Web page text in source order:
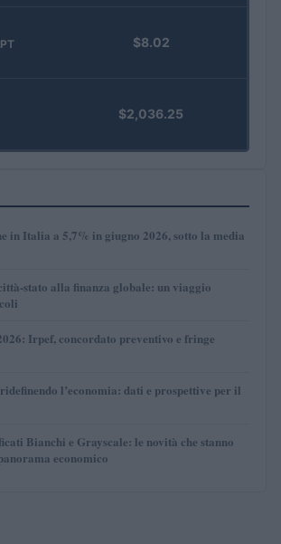
$8.02
$2,036.25
in Italia a 5,7% in giugno 2026, sotto la media
stato alla finanza globale: un viaggio
Irpef, concordato preventivo e fringe
l’economia: dati e prospettive per il
Bianchi e Grayscale: le novità che stanno
economico